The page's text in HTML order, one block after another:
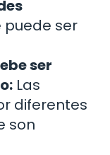
puede ser
ser
Las
diferentes
son